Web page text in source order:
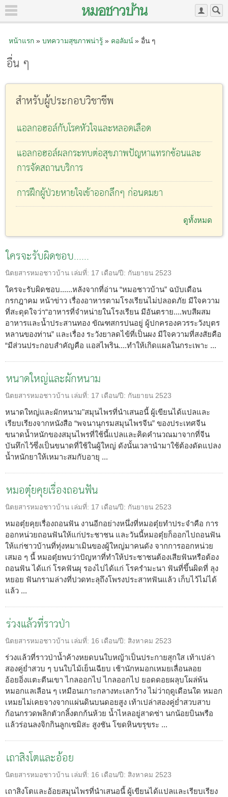
หน้าแรก» บทความสุขภาพน่ารู้» คอลัมน์» อื่น ๆ
อื่น ๆ
สำหรับผู้ประกอบวิชาชีพ
แอลกอฮอล์กับโรคหัวใจและหลอดเลือด
แอลกอฮอล์ผลกระทบต่อสุขภาพปัญหาแทรกซ้อนและ
การจัดสถานบริการ
การฝึกผู้ป่วยหายใจเข้าออกลึกๆ ก่อนดมยา
ดูทั้งหมด
ใครจะรับผิดชอบ......
นิตยสารหมอชาวบ้าน เล่มที่: 17 เดือน/ปี: กันยายน 2523
ใครจะรับผิดชอบ......หลังจากที่อ่าน “หมอชาวบ้าน” ฉบับเดือน
กรกฎาคม หน้าข่าว เรื่องอาหารตามโรงเรียนไม่ปลอดภัย มีใจความ
ที่สะดุดใจว่า“อาหารที่จำหน่ายในโรงเรียน มีอันตราย....พบสีผสม
อาหารและน้ำประสานทอง ขัณฑสกรปนอยู่ ผู้ปกครองควรระวังบุตร
หลานของท่าน” และเรื่อง ระวังยาลดไข้ที่เป็นผง มีใจความที่สงสัยคือ
“มีส่วนประกอบสำคัญคือ แอสไพริน....ทำให้เกิดแผลในกระเพาะ ...
หนาดใหญ่และผักหนาม
นิตยสารหมอชาวบ้าน เล่มที่: 17 เดือน/ปี: กันยายน 2523
หนาดใหญ่และผักหนาม"สมุนไพรที่นำเสนอนี้ ผู้เขียนได้แปลและ
เรียบเรียงจากหนังสือ “พจนานุกรมสมุนไพรจีน” ของประเทศจีน
ขนาดน้ำหนักของสมุนไพรที่ใช้นี้แปลและคิดคำนวณมาจากที่จีน
บันทึกไว้ซึ่งเป็นขนาดที่ใช้ในผู้ใหญ่ ดังนั้นเวลานำมาใช้ต้องดัดแปลง
น้ำหนักยาให้เหมาะสมกับอายุ ...
หมอตุ๋ยคุยเรื่องถอนฟัน
นิตยสารหมอชาวบ้าน เล่มที่: 17 เดือน/ปี: กันยายน 2523
หมอตุ๋ยคุยเรื่องถอนฟัน งานอีกอย่างหนึ่งที่หมอตุ๋ยทำประจำคือ การ
ออกหน่วยถอนฟันให้แก่ประชาชน และวันนี้หมอตุ๋ยก็ออกไปถอนฟัน
ให้แก่ชาวบ้านที่ทุ่งหมาเมินของผู้ใหญ่มาคนดัง จากการออกหน่วย
เสมอ ๆ นี้ หมอตุ๋ยพบว่าปัญหาที่ทำให้ประชาชนต้องเสียฟันหรือต้อง
ถอนฟัน ได้แก่ โรคฟันผุ รองไปได้แก่ โรครำมะนา ฟันที่ขึ้นผิดที่ ลุง
หยอย ฟันกรามล่างที่ปวดทะลุถึงโพรงประสาทฟันแล้ว เก็บไว้ไม่ได้
แล้ว ...
ร่วงแล้วที่ราวป่า
นิตยสารหมอชาวบ้าน เล่มที่: 16 เดือน/ปี: สิงหาคม 2523
ร่วงแล้วที่ราวป่าน้ำค้างหยดบนใบหญ้าเป็นประกายสุกใส เท้าเปล่า
สองคู่ย่ำสวบ ๆ บนใบไม้เย็นเฉียบ เช้านักหมอกเหมยเลื่อนลอย
อ้อยอิ่งแตะตีนเขา ไกลออกไป ไกลออกไป ยอดดอยผลุบโผล่พ้น
หมอกแลเลือน ๆ เหมือนเกาะกลางทะเลกว้าง ไม่ว่าฤดูเดือนใด หมอก
เหมยไม่เคยจางจากแผ่นดินบนดอยสูง เท้าเปล่าสองคู่ย่ำสวบสาบ
ก้อนกรวดพลิกตัวกลิ้งตกก้นห้วย น้ำไหลอยู่สาดซ่า นกน้อยบินพรือ
แล้วร่อนลงจิกกินลูกเซมิสะ สูงชัน โขดหินขรุขระ ...
เถาสิงโตและอ้อย
นิตยสารหมอชาวบ้าน เล่มที่: 16 เดือน/ปี: สิงหาคม 2523
เถาสิงโตและอ้อยสมุนไพรที่นำเสนอนี้ ผู้เขียนได้แปลและเรียบเรียง